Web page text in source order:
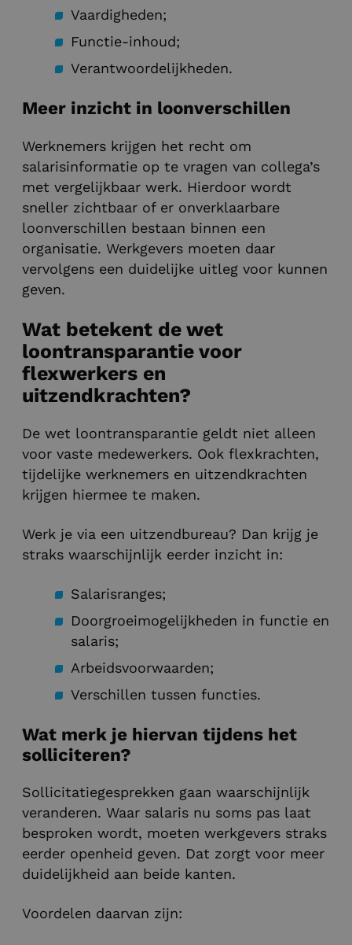
Vaardigheden;
Functie-inhoud;
Verantwoordelijkheden.
Meer inzicht in loonverschillen
Werknemers krijgen het recht om
salarisinformatie op te vragen van collega’s
met vergelijkbaar werk. Hierdoor wordt
sneller zichtbaar of er onverklaarbare
loonverschillen bestaan binnen een
organisatie. Werkgevers moeten daar
vervolgens een duidelijke uitleg voor kunnen
geven.
Wat betekent de wet
loontransparantie voor
flexwerkers en
uitzendkrachten?
De wet loontransparantie geldt niet alleen
voor vaste medewerkers. Ook flexkrachten,
tijdelijke werknemers en uitzendkrachten
krijgen hiermee te maken.
Werk je via een uitzendbureau? Dan krijg je
straks waarschijnlijk eerder inzicht in:
Salarisranges;
Doorgroeimogelijkheden in functie en
salaris;
Arbeidsvoorwaarden;
Verschillen tussen functies.
Wat merk je hiervan tijdens het
solliciteren?
Sollicitatiegesprekken gaan waarschijnlijk
veranderen. Waar salaris nu soms pas laat
besproken wordt, moeten werkgevers straks
eerder openheid geven. Dat zorgt voor meer
duidelijkheid aan beide kanten.
Voordelen daarvan zijn: